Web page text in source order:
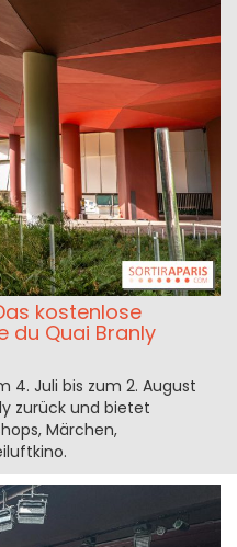
kostenlose
du Quai Branly
4. Juli bis zum 2. August
zurück und bietet
Märchen,